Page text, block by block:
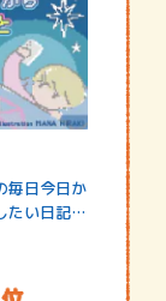
毎日今日か
たい日記